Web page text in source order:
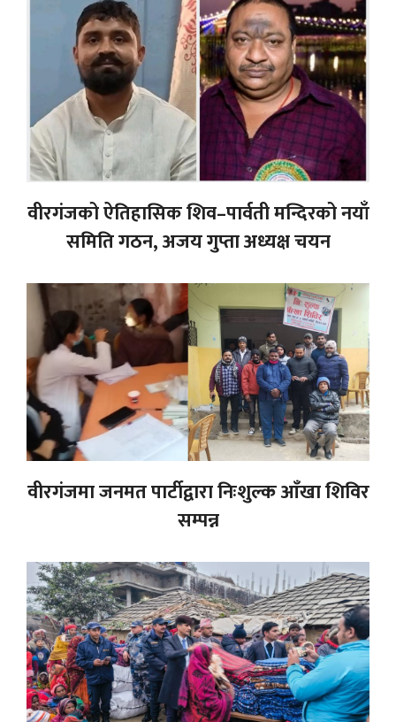
वीरगंजको ऐतिहासिक शिव–पार्वती मन्दिरको नयाँ
समिति गठन, अजय गुप्ता अध्यक्ष चयन
वीरगंजमा जनमत पार्टीद्वारा निःशुल्क आँखा शिविर
सम्पन्न